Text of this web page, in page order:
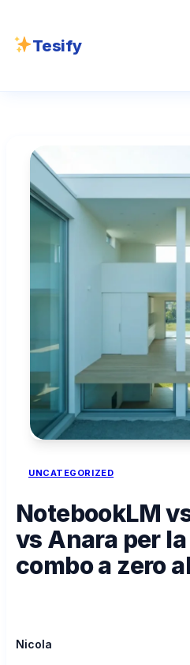
Tesify
UNCATEGORIZED
NotebookLM
vs Anara per
combo a zero
Nicola